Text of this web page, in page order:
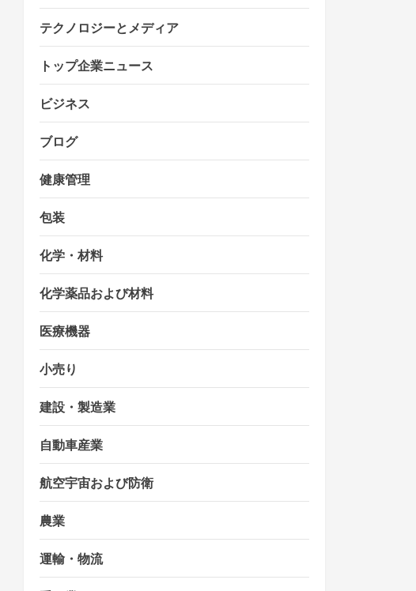
テクノロジーとメディア
トップ企業ニュース
ビジネス
ブログ
健康管理
包装
化学・材料
化学薬品および材料
医療機器
小売り
建設・製造業
自動車産業
航空宇宙および防衛
農業
運輸・物流